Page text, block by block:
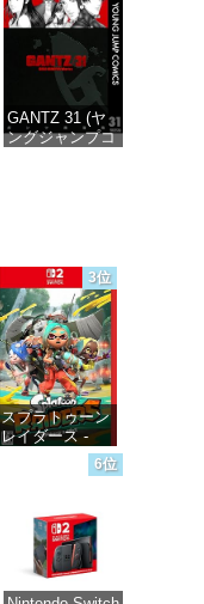
価格：¥100
GANTZ 31 (ヤ
ングジャンプコ
3位
スプラトゥーン
レイダース -
6位